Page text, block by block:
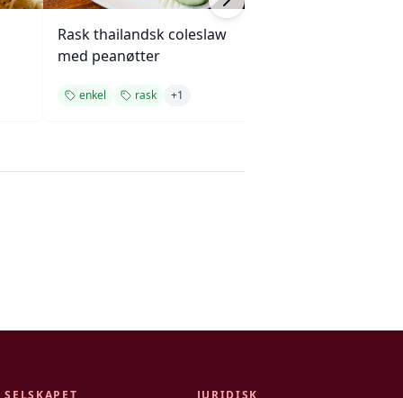
Rask thailandsk coleslaw
med peanøtter
enkel rask +1
SELSKAPET JURIDISK